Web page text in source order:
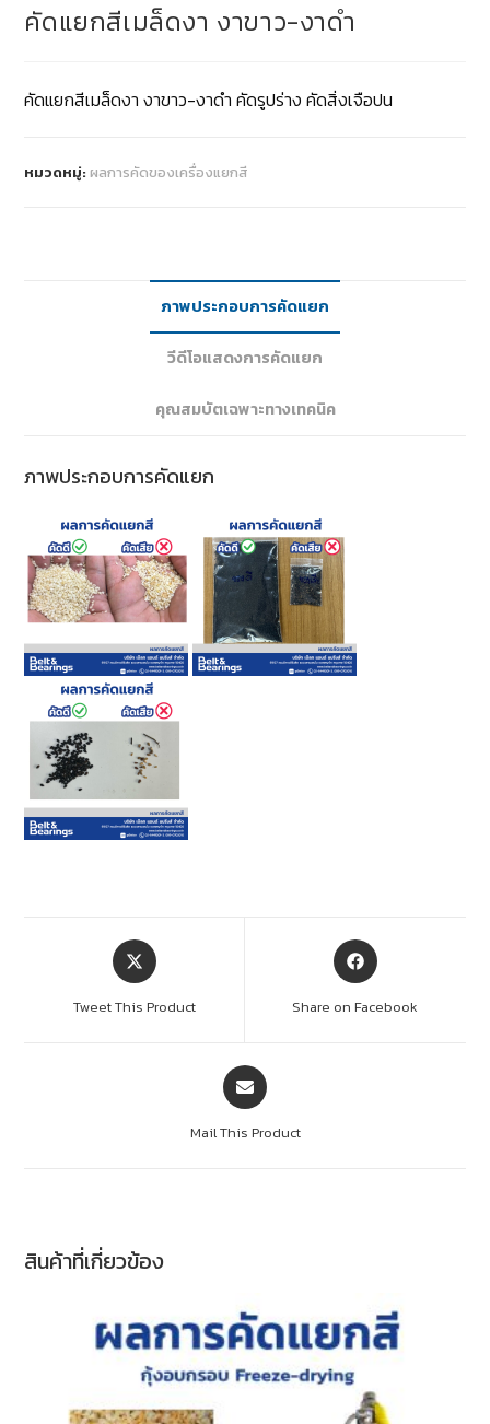
คัดแยกสีเมล็ดงา งาขาว-งาดำ
คัดแยกสีเมล็ดงา งาขาว-งาดำ คัดรูปร่าง คัดสิ่งเจือปน
หมวดหมู่:ผลการคัดของเครื่องแยกสี
ภาพประกอบการคัดแยก
วีดีโอแสดงการคัดแยก
คุณสมบัตเฉพาะทางเทคนิค
ภาพประกอบการคัดแยก
Tweet This Product Share on Facebook
Mail This Product
สินค้าที่เกี่ยวข้อง